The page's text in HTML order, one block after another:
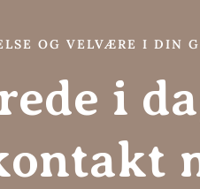
OG VELVÆRE I DIN
i